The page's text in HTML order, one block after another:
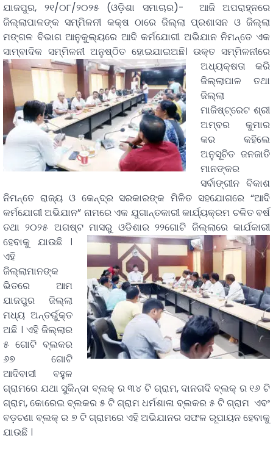
ଯାଜପୁର, ୨୧/୦୮/୨୦୨୫ (ଓଡ଼ିଶା ସମାଚାର)- ଆଜି ଅପରାହ୍ନରେ
ଜିଲ୍ଲାପାଳଙ୍କ ସମ୍ମିଳନୀ କକ୍ଷ ଠାରେ ଜିଲ୍ଲା ପ୍ରଶାସନ ଓ ଜିଲ୍ଲା
ମଙ୍ଗଳ ବିଭାଗ ଆନୁକୁଲ୍ୟରେ ଆଦି କର୍ମଯୋଗୀ ଅଭିଯାନ ନିମନ୍ତେ ଏକ
ସାମ୍ବାଦିକ ସମ୍ମିଳନୀ ଅନୁଷ୍ଠିତ ହୋଇଯାଇଅଛି।ଉକ୍ତ ସମ୍ମିଳନୀରେ
ଅଧ୍ୟକ୍ଷତା କରି
ଜିଲ୍ଲାପାଳ ତଥା
ଜିଲ୍ଲା
ମାଜିଷ୍ଟ୍ରେଟ ଶ୍ରୀ
ଅମ୍ବର କୁମାର
କର କହିଲେ
ଅନୁସୂଚିତ ଜନଜାତି
ମାନଙ୍କର
ସର୍ବାଙ୍ଗୀନ ବିକାଶ
ନିମନ୍ତେ ରାଜ୍ୟ ଓ କେନ୍ଦ୍ର ସରକାରଙ୍କ ମିଳିତ ସହଯୋଗରେ “ଆଦି
କର୍ମଯୋଗୀ ଅଭିଯାନ” ନାମରେ ଏକ ଯୁଗାନ୍ତକାରୀ କାର୍ଯ୍ୟକ୍ରମ ଚଳିତ ବର୍ଷ
ତଥା ୨୦୨୫ ଅଗଷ୍ଟ ମାସରୁ ଓଡିଶାର ୨୨ଗୋଟି ଜିଲ୍ଲାରେ କାର୍ଯକାରୀ
ହେବାକୁ ଯାଉଛି ।
ଏହି
ଜିଲ୍ଲାମାନଙ୍କ
ଭିତରେ ଆମ
ଯାଜପୁର ଜିଲ୍ଲା
ମଧ୍ୟ ଅନ୍ତର୍ଭୁକ୍ତ
ଅଛି । ଏହି ଜିଲ୍ଲାର
୫ ଗୋଟି ବ୍ଲକର
୬୭ ଗୋଟି
ଆଦିବାସୀ ବହୁଳ
ଗ୍ରାମରେ ଯଥା ସୁକିନ୍ଦା ବ୍ଲକ୍ ର ୩୪ ଟି ଗ୍ରାମ, ଦାନଗଦି ବ୍ଲକ୍ ର ୧୬ ଟି
ଗ୍ରାମ, କୋରେଇ ବ୍ଲକର ୫ ଟି ଗ୍ରାମ ଧର୍ମଶାଳା ବ୍ଲକର ୫ ଟି ଗ୍ରାମ ଏବଂ
ବଡ଼ଚଣା ବ୍ଲକ୍ ର ୭ ଟି ଗ୍ରାମରେ ଏହି ଅଭିଯାନର ସଫଳ ରୂପାୟନ ହେବାକୁ
ଯାଉଛି ।